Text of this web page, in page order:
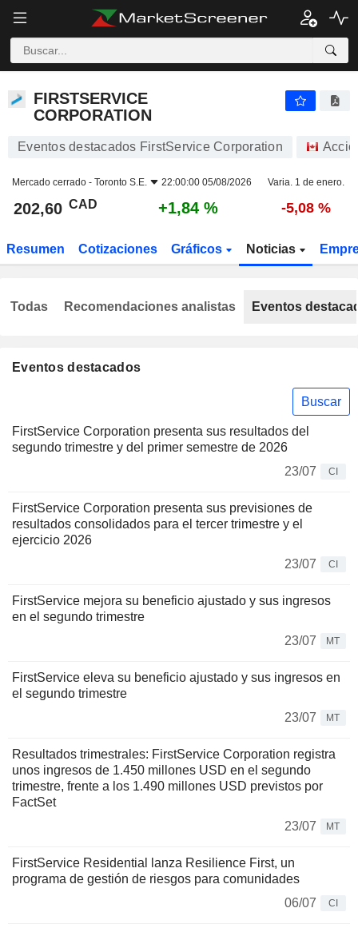
FIRSTSERVICE
CORPORATION
Eventos destacados FirstService Corporation
Mercado cerrado - Toronto S.E. 22:00:00 05/08/2026 Varia. 1 de enero.
202,60 CAD +1,84 % -5,08 %
Resumen Cotizaciones Gráficos Noticias
Eventos destacados
Buscar
FirstService Corporation presenta sus resultados del
segundo trimestre y del primer semestre de 2026
23/07
CI
FirstService Corporation presenta sus previsiones de
resultados consolidados para el tercer trimestre y el
ejercicio 2026
23/07
CI
FirstService mejora su beneficio ajustado y sus ingresos
en el segundo trimestre
23/07
MT
FirstService eleva su beneficio ajustado y sus ingresos en
el segundo trimestre
23/07
MT
Resultados trimestrales: FirstService Corporation registra
unos ingresos de 1.450 millones USD en el segundo
trimestre, frente a los 1.490 millones USD previstos por
FactSet
23/07
MT
FirstService Residential lanza Resilience First, un
programa de gestión de riesgos para comunidades
06/07
CI
Todas Recomendaciones analistas Eventos